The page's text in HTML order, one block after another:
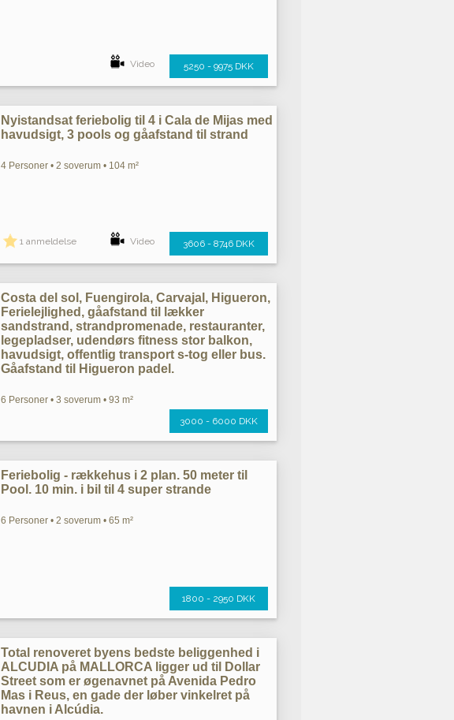
Video 5250 - 9975 DKK
Nyistandsat feriebolig til 4 i Cala de Mijas med
havudsigt, 3 pools og gåafstand til strand
4 Personer • 2 soverum • 104 m²
1 anmeldelse Video 3606 - 8746 DKK
Costa del sol, Fuengirola, Carvajal, Higueron,
Ferielejlighed, gåafstand til lækker
sandstrand, strandpromenade, restauranter,
legepladser, udendørs fitness stor balkon,
havudsigt, offentlig transport s-tog eller bus.
Gåafstand til Higueron padel.
6 Personer • 3 soverum • 93 m²
3000 - 6000 DKK
Feriebolig - rækkehus i 2 plan. 50 meter til
Pool. 10 min. i bil til 4 super strande
6 Personer • 2 soverum • 65 m²
1800 - 2950 DKK
Total renoveret byens bedste beliggenhed i
ALCUDIA på MALLORCA ligger ud til Dollar
Street som er øgenavnet på Avenida Pedro
Mas i Reus, en gade der løber vinkelret på
havnen i Alcúdia.